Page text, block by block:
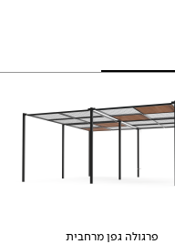
פרגולה גפן מרחבית